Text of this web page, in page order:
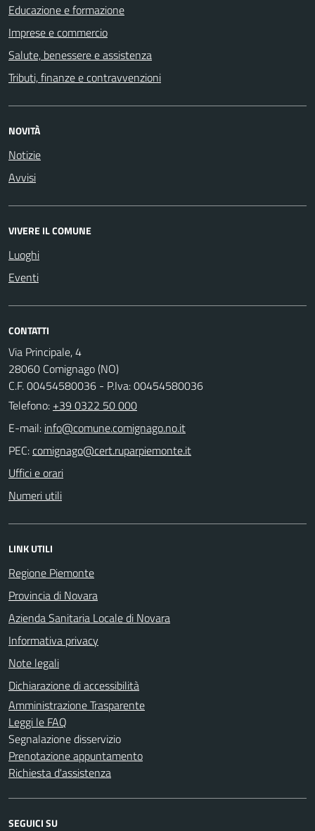
Educazione e formazione
Imprese e commercio
Salute, benessere e assistenza
Tributi, finanze e contravvenzioni
NOVITÀ
Notizie
Avvisi
VIVERE IL COMUNE
Luoghi
Eventi
CONTATTI
Via Principale, 4
28060 Comignago (NO)
C.F. 00454580036 - P.Iva: 00454580036
Telefono: +39 0322 50 000
E-mail:
PEC:
Uffici e orari
Numeri utili
LINK UTILI
Regione Piemonte
Provincia di Novara
Azienda Sanitaria Locale di Novara
Informativa privacy
Note legali
Dichiarazione di accessibilità
Amministrazione Trasparente
Leggi le FAQ
Segnalazione disservizio
Prenotazione appuntamento
Richiesta d'assistenza
SEGUICI SU